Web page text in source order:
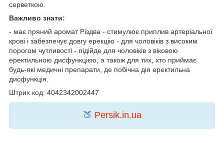
серветкою.
Важливо знати:
- має пряний аромат Різдва - стимулює приплив артеріальної
крові і забезпечує довгу ерекцію - для чоловіків з високим
порогом чутливості - підійде для чоловіків з віковою
еректильною дисфункцією, а також для тих, хто приймає
будь-які медичні препарати, де побічна дія еректильна
дисфункція.
Штрих код: 4042342002447
🍑 Persik.in.ua